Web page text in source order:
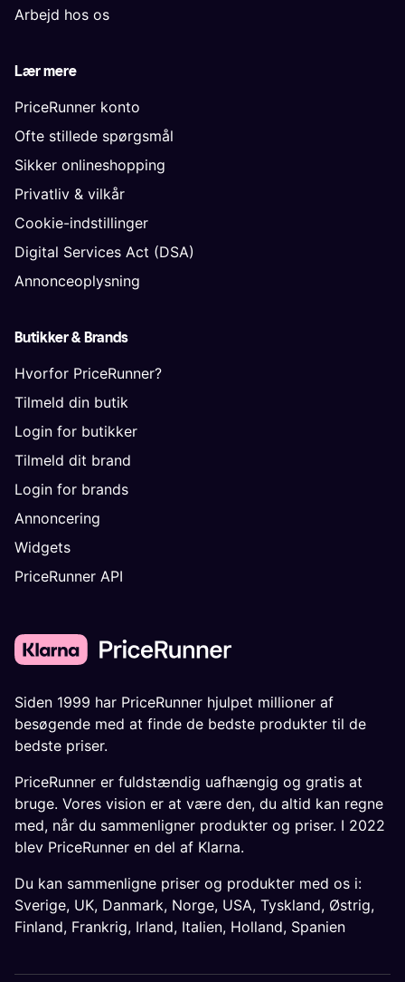
Arbejd hos os
Lær mere
PriceRunner konto
Ofte stillede spørgsmål
Sikker onlineshopping
Privatliv & vilkår
Cookie-indstillinger
Digital Services Act (DSA)
Annonceoplysning
Butikker & Brands
Hvorfor PriceRunner?
Tilmeld din butik
Login for butikker
Tilmeld dit brand
Login for brands
Annoncering
Widgets
PriceRunner API
Siden 1999 har PriceRunner hjulpet millioner af
besøgende med at finde de bedste produkter til de
bedste priser.
PriceRunner er fuldstændig uafhængig og gratis at
bruge. Vores vision er at være den, du altid kan regne
med, når du sammenligner produkter og priser. I 2022
blev PriceRunner en del af Klarna.
Du kan sammenligne priser og produkter med os i:
Sverige, UK, Danmark, Norge, USA, Tyskland, Østrig,
Finland, Frankrig, Irland, Italien, Holland, Spanien